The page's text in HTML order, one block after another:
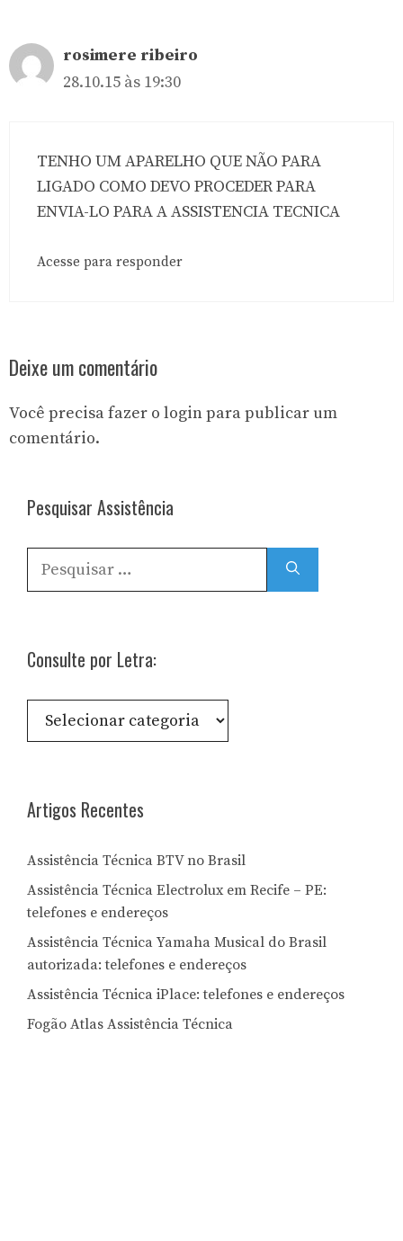
rosimere ribeiro
28.10.15 às 19:30
TENHO UM APARELHO QUE NÃO PARA
LIGADO COMO DEVO PROCEDER PARA
ENVIA-LO PARA A ASSISTENCIA TECNICA
Acesse para responder
Deixe um comentário
Você precisa fazer o loginpara publicar um
comentário.
Pesquisar Assistência
Pesquisar
por:
Consulte por Letra:
Consulte
Artigos Recentes
Assistência Técnica BTV no Brasil
Assistência Técnica Electrolux em Recife – PE:
telefones e endereços
Assistência Técnica Yamaha Musical do Brasil
autorizada: telefones e endereços
Assistência Técnica iPlace: telefones e endereços
Fogão Atlas Assistência Técnica